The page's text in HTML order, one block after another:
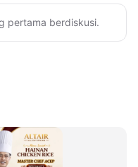
pertama berdiskusi.